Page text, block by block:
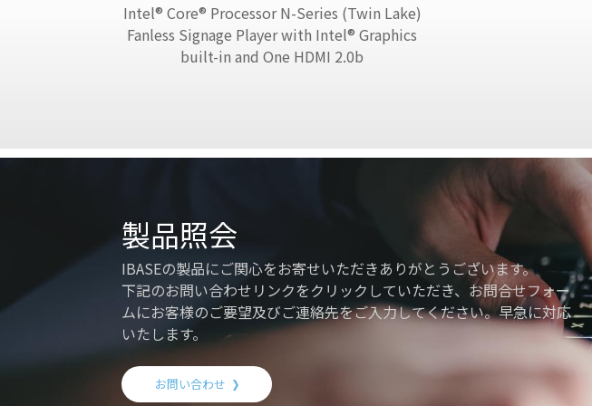
Intel® Core® Processor N-Series (Twin Lake)
Fanless Signage Player with Intel® Graphics
built-in and One HDMI 2.0b
製品照会
IBASEの製品にご関心をお寄せいただきありがとうございます。
下記のお問い合わせリンクをクリックしていただき、お問合せフォー
ムにお客様のご要望及びご連絡先をご入力してください。早急に対応
いたします。
お問い合わせ